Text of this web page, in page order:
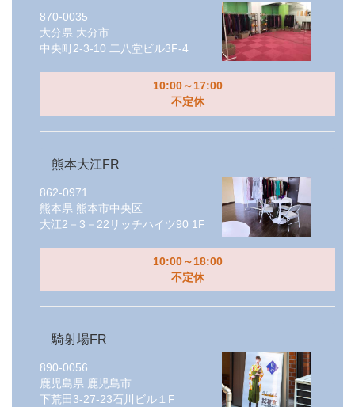
870-0035
大分県 大分市
中央町2-3-10 二八堂ビル3F-4
10:00～17:00
不定休
熊本大江FR
862-0971
熊本県 熊本市中央区
大江2－3－22リッチハイツ90 1F
10:00～18:00
不定休
騎射場FR
890-0056
鹿児島県 鹿児島市
下荒田3-27-23石川ビル１F